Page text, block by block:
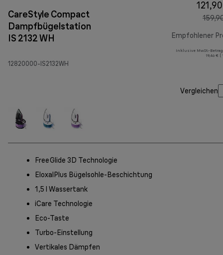
CareStyle Compact
Dampfbügelstation
IS 2132 WH
12820000-IS2132WH
Empfohlener
Inklusive MwSt.-
19,46 € (
Vergleichen
FreeGlide 3D Technologie
EloxalPlus Bügelsohle-Beschichtung
1,5 l Wassertank
iCare Technologie
Eco-Taste
Turbo-Einstellung
Vertikales Dämpfen